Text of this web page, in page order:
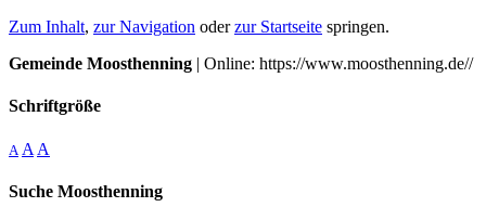
Zum Inhalt, zur Navigation oderzur Startseite springen.
Gemeinde Moosthenning | Online: https://www.moosthenning.de//
Schriftgröße
A A A
Suche Moosthenning